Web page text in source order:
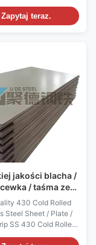
For Decoration
Standard: ASTM
decorative metal
(OD): N/A flat sheet
...
Zapytaj teraz.
jakości blacha /
cewka / taśma ze
430
na zimno SS
cewki ze stali
430 Cold Rolled
Steel Sheet / Plate /
SS 430 Cold Rolled
Steel Coil Price